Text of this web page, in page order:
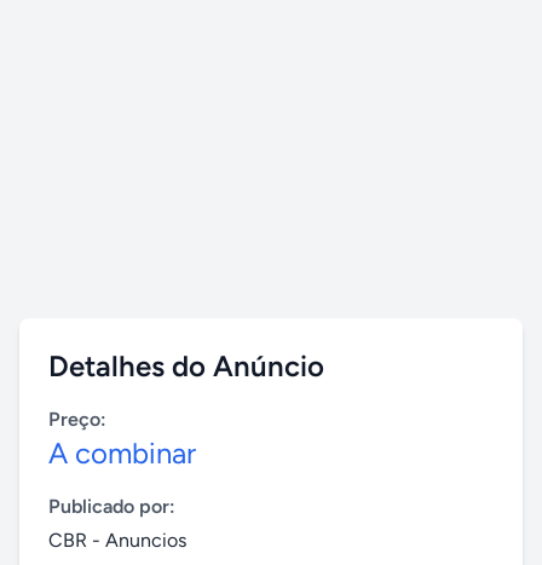
Detalhes do Anúncio
Preço:
A combinar
Publicado por:
CBR - Anuncios